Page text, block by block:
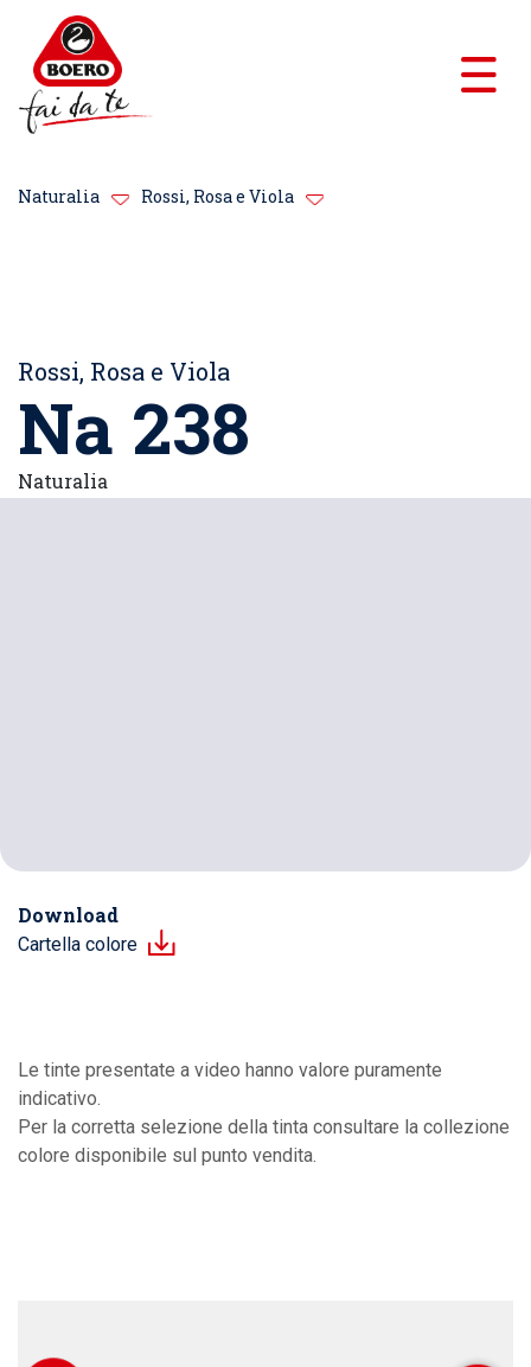
Naturalia Rossi, Rosa e Viola
Rossi, Rosa e Viola
Na 238
Naturalia
Download
Cartella colore
Le tinte presentate a video hanno valore puramente
indicativo.
Per la corretta selezione della tinta consultare la collezione
colore disponibile sul punto vendita.